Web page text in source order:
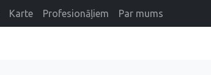
Karte Profesionāļiem Par mums